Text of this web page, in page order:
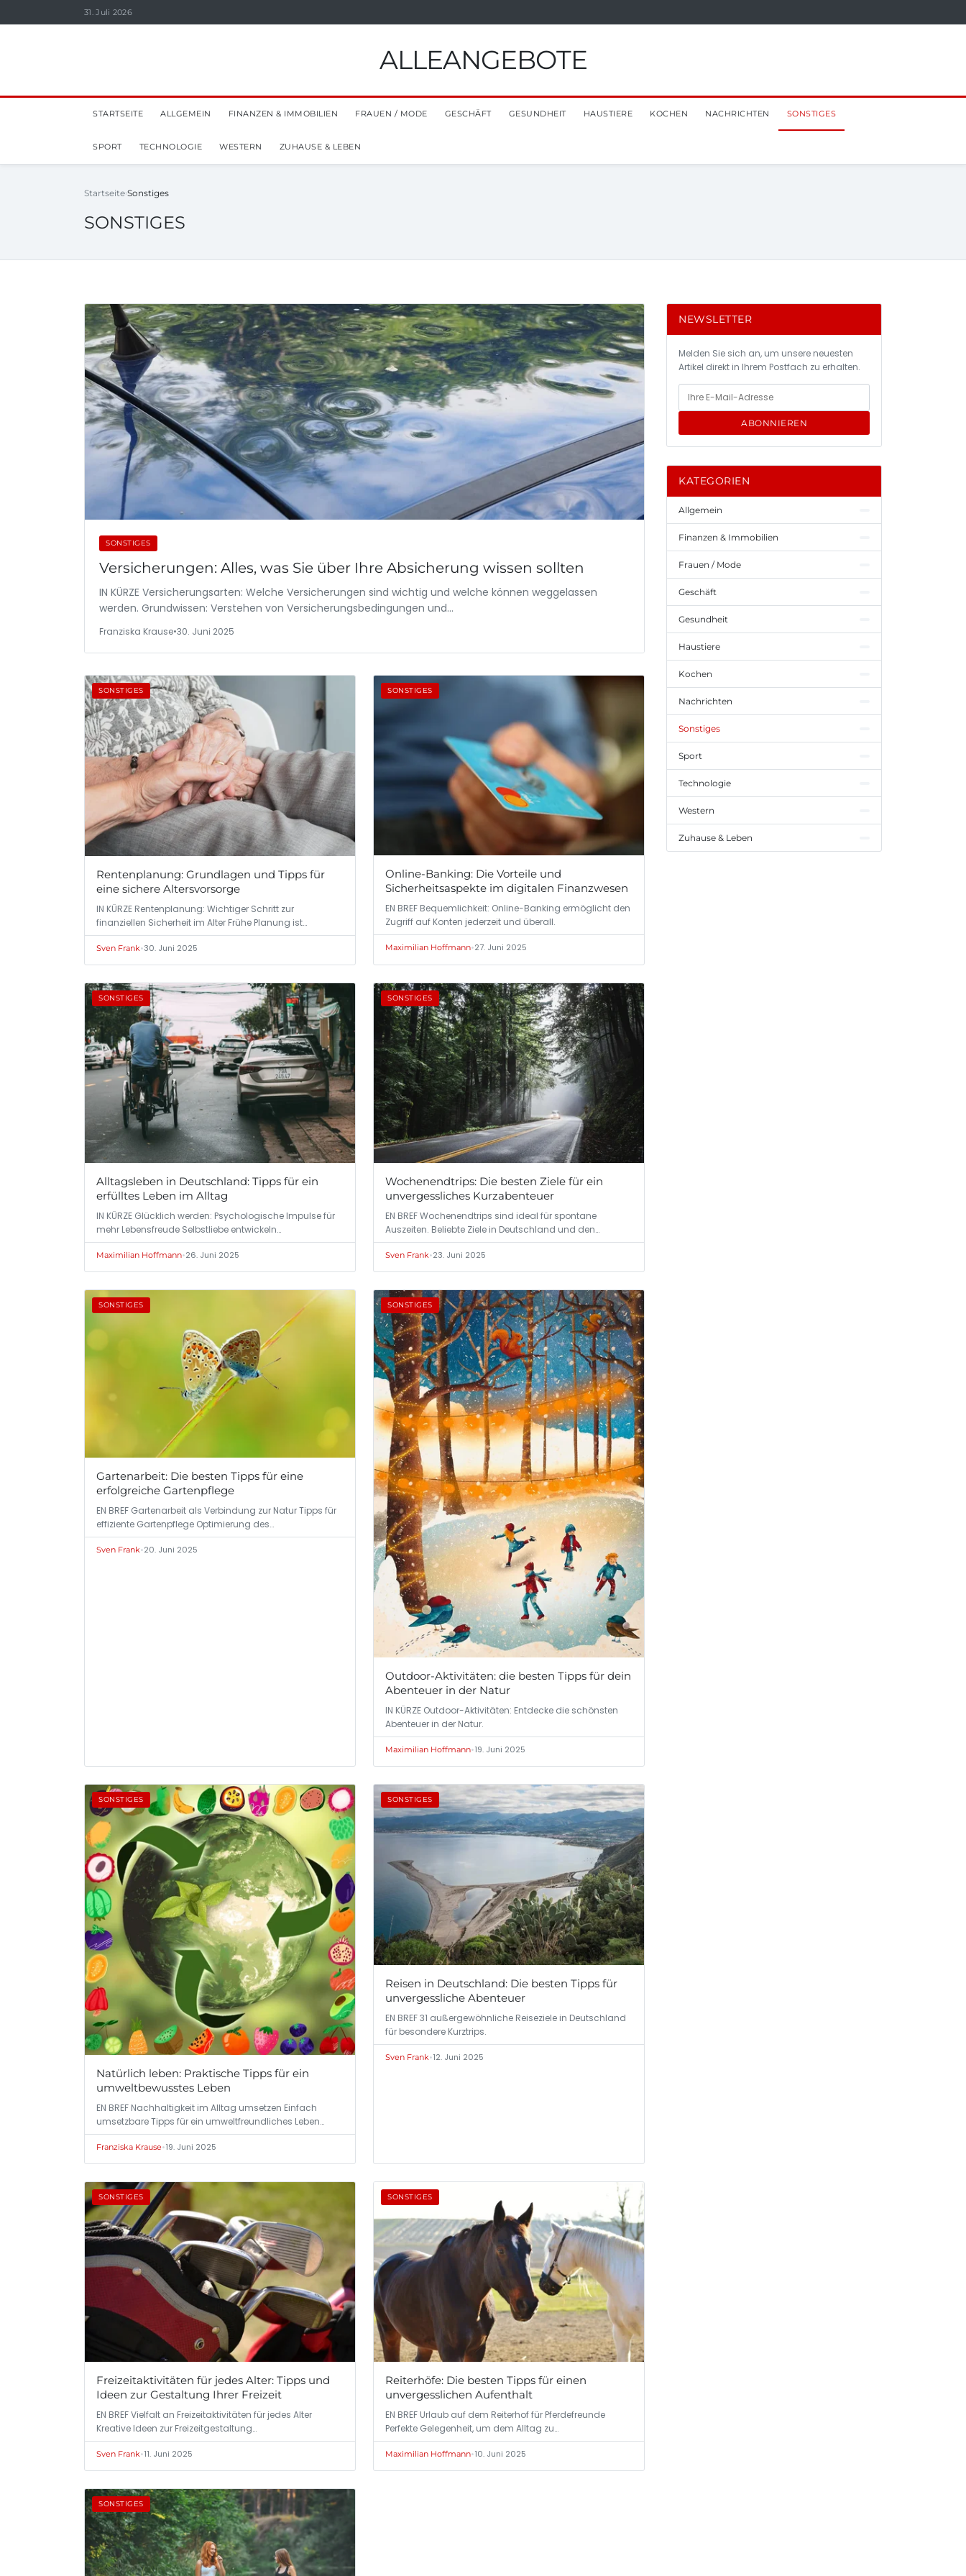
31. Juli 2026
ALLEANGEBOTE
STARTSEITE ALLGEMEIN FINANZEN & IMMOBILIEN FRAUEN / MODE GESCHÄFT GESUNDHEIT HAUSTIERE KOCHEN NACHRICHTEN SONSTIGES
SPORT TECHNOLOGIE WESTERN ZUHAUSE & LEBEN
Startseite Sonstiges
SONSTIGES
SONSTIGES
Versicherungen: Alles, was Sie über Ihre Absicherung wissen sollten
IN KÜRZE Versicherungsarten: Welche Versicherungen sind wichtig und welche können weggelassen
werden. Grundwissen: Verstehen von Versicherungsbedingungen und…
Franziska Krause•30. Juni 2025
SONSTIGES
Rentenplanung: Grundlagen und Tipps für
eine sichere Altersvorsorge
IN KÜRZE Rentenplanung: Wichtiger Schritt zur
finanziellen Sicherheit im Alter Frühe Planung ist…
Sven Frank•30. Juni 2025
SONSTIGES
Online-Banking: Die Vorteile und
Sicherheitsaspekte im digitalen Finanzwesen
EN BREF Bequemlichkeit: Online-Banking ermöglicht den
Zugriff auf Konten jederzeit und überall.
Maximilian Hoffmann•27. Juni 2025
SONSTIGES
Alltagsleben in Deutschland: Tipps für ein
erfülltes Leben im Alltag
IN KÜRZE Glücklich werden: Psychologische Impulse für
mehr Lebensfreude Selbstliebe entwickeln…
Maximilian Hoffmann•26. Juni 2025
SONSTIGES
Wochenendtrips: Die besten Ziele für ein
unvergessliches Kurzabenteuer
EN BREF Wochenendtrips sind ideal für spontane
Auszeiten. Beliebte Ziele in Deutschland und den…
Sven Frank•23. Juni 2025
SONSTIGES
Gartenarbeit: Die besten Tipps für eine
erfolgreiche Gartenpflege
EN BREF Gartenarbeit als Verbindung zur Natur Tipps für
effiziente Gartenpflege Optimierung des…
Sven Frank•20. Juni 2025
SONSTIGES
Outdoor-Aktivitäten: die besten Tipps für dein
Abenteuer in der Natur
IN KÜRZE Outdoor-Aktivitäten: Entdecke die schönsten
Abenteuer in der Natur.
Maximilian Hoffmann•19. Juni 2025
SONSTIGES
Natürlich leben: Praktische Tipps für ein
umweltbewusstes Leben
EN BREF Nachhaltigkeit im Alltag umsetzen Einfach
umsetzbare Tipps für ein umweltfreundliches Leben…
Franziska Krause•19. Juni 2025
SONSTIGES
Reisen in Deutschland: Die besten Tipps für
unvergessliche Abenteuer
EN BREF 31 außergewöhnliche Reiseziele in Deutschland
für besondere Kurztrips.
Sven Frank•12. Juni 2025
SONSTIGES
Freizeitaktivitäten für jedes Alter: Tipps und
Ideen zur Gestaltung Ihrer Freizeit
EN BREF Vielfalt an Freizeitaktivitäten für jedes Alter
Kreative Ideen zur Freizeitgestaltung…
Sven Frank•11. Juni 2025
SONSTIGES
Reiterhöfe: Die besten Tipps für einen
unvergesslichen Aufenthalt
EN BREF Urlaub auf dem Reiterhof für Pferdefreunde
Perfekte Gelegenheit, um dem Alltag zu…
Maximilian Hoffmann•10. Juni 2025
SONSTIGES
NEWSLETTER
Melden Sie sich an, um unsere neuesten
Artikel direkt in Ihrem Postfach zu erhalten.
ABONNIEREN
KATEGORIEN
Allgemein
Finanzen & Immobilien
Frauen / Mode
Geschäft
Gesundheit
Haustiere
Kochen
Nachrichten
Sonstiges
Sport
Technologie
Western
Zuhause & Leben